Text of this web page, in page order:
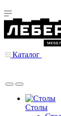
Каталог
Столы